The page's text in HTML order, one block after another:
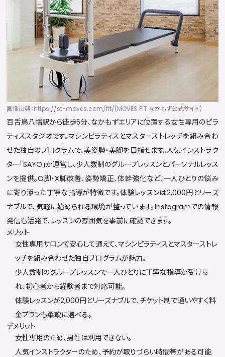
画像出典：https://st-moves.com/fit/(MOVES FIT なかもず公式サイト)
百舌鳥八幡駅から徒歩5分、なかもずエリアに位置する女性専用のピラ
ティススタジオです。マシンピラティスとマスターストレッチを組み合わ
せた独自のプログラムで、美姿勢・美脚を目指せます。人気インストラク
ター「SAYO」が運営し、少人数制のグループレッスンとパーソナルレッス
ンを提供。O脚・X脚改善、姿勢矯正、体幹強化など、一人ひとりの悩み
に寄り添った丁寧な指導が特徴です。体験レッスンは2,000円とリーズ
ナブルで、気軽に始められる環境が整っています。Instagramでの情報
発信も活発で、レッスンの雰囲気を事前に確認できます。
メリット
女性専用サロンで安心して通えて、マシンピラティスとマスターストレ
ッチを組み合わせた独自プログラムが魅力。
少人数制のグループレッスンで一人ひとりに丁寧な指導が受けら
れ、初心者から経験者まで対応可能。
体験レッスンが2,000円とリーズナブルで、チケット制で通いやすく料
金プランも柔軟に選べる。
デメリット
女性専用のため、男性は利用できない。
人気インストラクターのため、予約が取りづらい時間帯がある可能